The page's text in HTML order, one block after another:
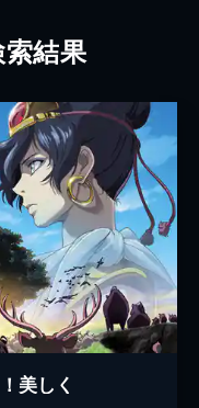
索結果
美しく